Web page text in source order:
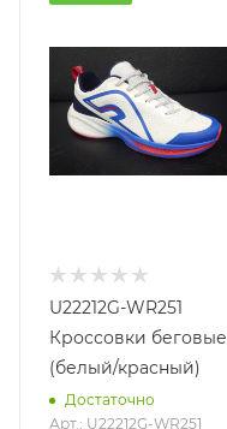
U22212G-WR251
Кроссовки беговые
(белый/красный)
Достаточно
Арт.: U22212G-WR251